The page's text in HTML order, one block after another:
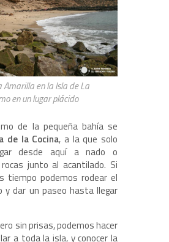
en la Isla de La
en un lugar plácido
de la pequeña bahía se
de la Cocina, a la que solo
desde aquí a nado o
junto al acantilado. Si
tiempo podemos rodear el
y dar un paseo hasta llegar
sin prisas, podemos hacer
a toda la isla, y conocer la